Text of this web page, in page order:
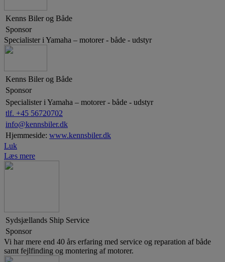
Kenns Biler og Både
Sponsor
Specialister i Yamaha – motorer - både - udstyr
Kenns Biler og Både
Sponsor
Specialister i Yamaha – motorer - både - udstyr
tlf. +45 56720702
info@kennsbiler.dk
Hjemmeside: www.kennsbiler.dk
Luk
Læs mere
Sydsjællands Ship Service
Sponsor
Vi har mere end 40 års erfaring med service og reparation af både
samt fejlfinding og montering af motorer.